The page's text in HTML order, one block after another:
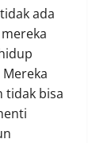
ada
tidak bisa